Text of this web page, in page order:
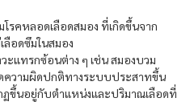
รคหลอดเลือดสมอง ที่เกิดขึ้นจาก
ลือดซึมในสมอง
ะแทรกซ้อนต่าง ๆ เช่น สมองบวม
ความผิดปกติทางระบบประสาทขึ้น
ฏขึ้นอยู่กับตำแหน่งและปริมาณเลือดที่